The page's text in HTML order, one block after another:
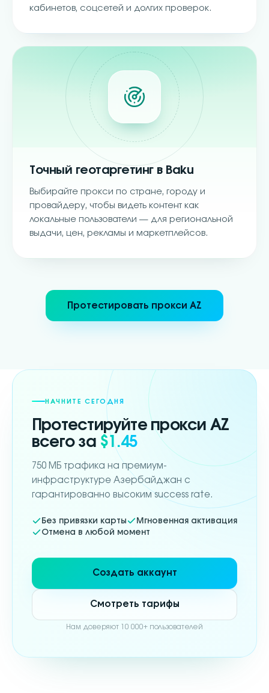
кабинетов, соцсетей и долгих проверок.
Точный геотаргетинг в Baku
Выбирайте прокси по стране, городу и
провайдеру, чтобы видеть контент как
локальные пользователи — для региональной
выдачи, цен, рекламы и маркетплейсов.
Протестировать прокси AZ
НАЧНИТЕ СЕГОДНЯ
Протестируйте прокси AZ
всего за $1.45
750 МБ трафика на премиум-
инфраструктуре Азербайджан с
гарантированно высоким success rate.
Без привязки карты
Мгновенная активация
Отмена в любой момент
Создать аккаунт
Смотреть тарифы
Нам доверяют 10 000+ пользователей